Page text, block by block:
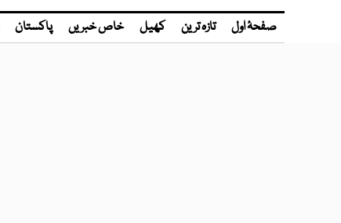
صفحۂ اول تازہ ترین کھیل خاص خبریں پاکستان